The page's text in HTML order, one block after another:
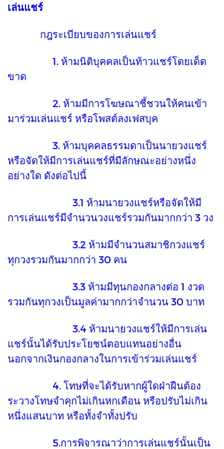
เล่นแชร์
กฎระเบียบของการเล่นแชร์
1. ห้ามนิติบุคคลเป็นท้าวแชร์โดยเด็ด
ขาด
2. ห้ามมีการโฆษณาชี้ชวนให้คนเข้า
มาร่วมเล่นแชร์ หรือโพสต์ลงเฟสบุค
3. ห้ามบุคคลธรรมดาเป็นนายวงแชร์
หรือจัดให้มีการเล่นแชร์ที่มีลักษณะอย่างหนึ่ง
อย่างใด ดังต่อไปนี้
3.1 ห้ามนายวงแชร์หรือจัดให้มี
การเล่นแชร์มีจำนวนวงแชร์รวมกันมากกว่า 3 วง
3.2 ห้ามมีจำนวนสมาชิกวงแชร์
ทุกวงรวมกันมากกว่า 30 คน
3.3 ห้ามมีทุนกองกลางต่อ 1 งวด
รวมกันทุกวงเป็นมูลค่ามากกว่าจำนวน 30 บาท
3.4 ห้ามนายวงแชร์ให้มีการเล่น
แชร์นั้นได้รับประโยชน์ตอบแทนอย่างอื่น
นอกจากเงินกองกลางในการเข้าร่วมเล่นแชร์
4. โทษที่จะได้รับหากผู้ใดฝ่าฝืนต้อง
ระวางโทษจำคุกไม่เกินหกเดือน หรือปรับไม่เกิน
หนึ่งแสนบาท หรือทั้งจำทั้งปรับ
5.การพิจารณาว่าการเล่นแชร์นั้นเป็น